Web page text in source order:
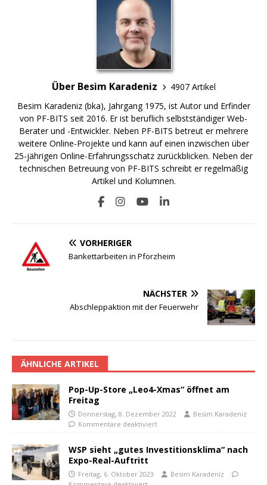
Über Besim Karadeniz
4907 Artikel
Besim Karadeniz (bka), Jahrgang 1975, ist Autor und Erfinder
von PF-BITS seit 2016. Er ist beruflich selbstständiger Web-
Berater und -Entwickler. Neben PF-BITS betreut er mehrere
weitere Online-Projekte und kann auf einen inzwischen über
25-jährigen Online-Erfahrungsschatz zurückblicken. Neben der
technischen Betreuung von PF-BITS schreibt er regelmäßig
Artikel und Kolumnen.
VORHERIGER
Bankettarbeiten in Pforzheim
NÄCHSTER
Abschleppaktion mit der Feuerwehr
ÄHNLICHE ARTIKEL
Pop-Up-Store „Leo4-Xmas“ öffnet am
Freitag
Donnerstag, 8. Dezember 2022
Besim Karadeniz
Kommentare deaktiviert
WSP sieht „gutes Investitionsklima“ nach
Expo-Real-Auftritt
Freitag, 6. Oktober 2023
Besim Karadeniz